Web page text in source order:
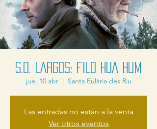
S.O. LARGOS: FILO HUA HUM
jue, 10 abr
  |
Santa Eulària des Riu
Las entradas no están a la venta
Ver otros eventos